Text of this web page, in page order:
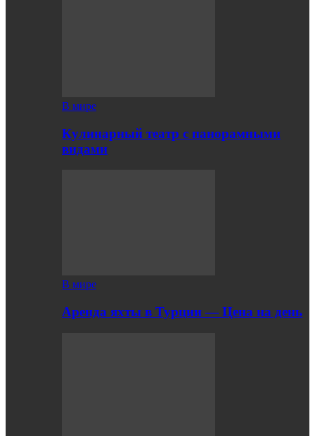
В мире
Кулинарный театр с панорамными
видами
В мире
Аренда яхты в Турции — Цена на день